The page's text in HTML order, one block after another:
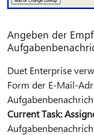
Angeben der
Duet Enterprise
Form der E-Mail-
Current Task: